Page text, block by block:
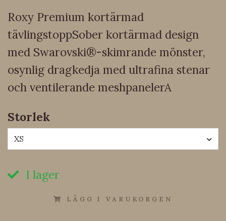
Roxy Premium kortärmad
tävlingstoppSober kortärmad design
med Swarovski®-skimrande mönster,
osynlig dragkedja med ultrafina stenar
och ventilerande meshpanelerA
Storlek
XS
I lager
LÄGG I VARUKORGEN